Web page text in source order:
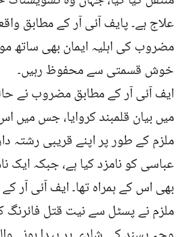
علاج ہے۔ پایف آئی آر کے مطابق
مضروب کی اہلیہ ایمان بھی ساتھ
خوش قسمتی سے محفوظ رہیں۔
ایف آئی آر کے مطابق مضروب نے
میں بیان قلمبند کروایا، جس میں
ملزم کے طور پر اپنے قریبی رشتہ
عباسی کو نامزد کیا ہے، جبکہ ایک
بھی اس کے ہمراہ تھا۔ ایف آئی آر
ملزم نے پسٹل سے نیت قتل